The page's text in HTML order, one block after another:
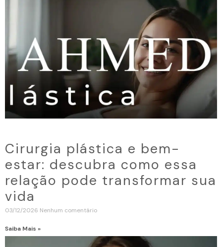
Cirurgia plástica e bem-
estar: descubra como essa
relação pode transformar sua
vida
03/12/2026 Nenhum comentário
Saiba Mais »